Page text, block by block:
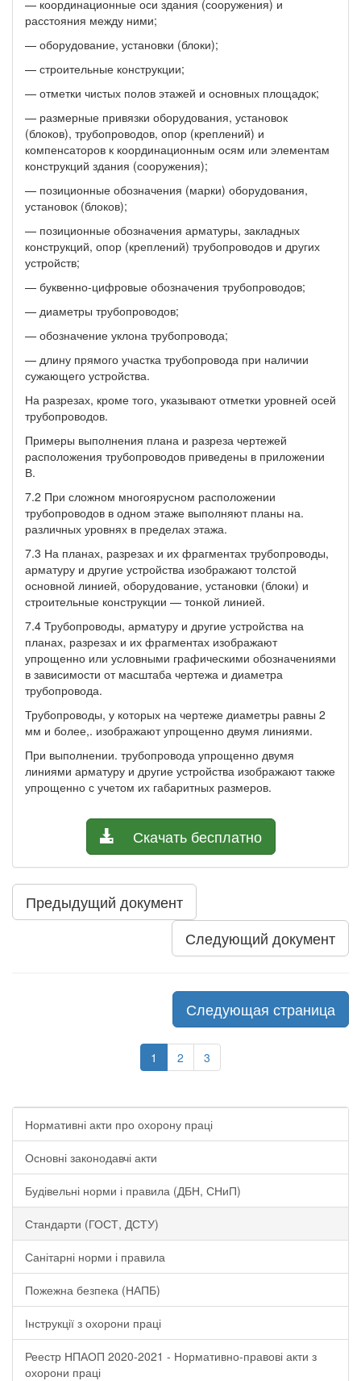
— координационные оси здания (сооружения) и
расстояния между ними;
— оборудование, установки (блоки);
— строительные конструкции;
— отметки чистых полов этажей и основных площадок;
— размерные привязки оборудования, установок
(блоков), трубопроводов, опор (креплений) и
компенсаторов к координационным осям или элементам
конструкций здания (сооружения);
— позиционные обозначения (марки) оборудования,
установок (блоков);
— позиционные обозначения арматуры, закладных
конструкций, опор (креплений) трубопроводов и других
устройств;
— буквенно-цифровые обозначения трубопроводов;
— диаметры трубопроводов;
— обозначение уклона трубопровода;
— длину прямого участка трубопровода при наличии
сужающего устройства.
На разрезах, кроме того, указывают отметки уровней осей
трубопроводов.
Примеры выполнения плана и разреза чертежей
расположения трубопроводов приведены в приложении
В.
7.2 При сложном многоярусном расположении
трубопроводов в одном этаже выполняют планы на.
различных уровнях в пределах этажа.
7.3 На планах, разрезах и их фрагментах трубопроводы,
арматуру и другие устройства изображают толстой
основной линией, оборудование, установки (блоки) и
строительные конструкции — тонкой линией.
7.4 Трубопроводы, арматуру и другие устройства на
планах, разрезах и их фрагментах изображают
упрощенно или условными графическими обозначениями
в зависимости от масштаба чертежа и диаметра
трубопровода.
Трубопроводы, у которых на чертеже диаметры равны 2
мм и более,. изображают упрощенно двумя линиями.
При выполнении. трубопровода упрощенно двумя
линиями арматуру и другие устройства изображают также
упрощенно с учетом их габаритных размеров.
Скачать бесплатно
Предыдущий документ
Следующий документ
Следующая страница
1 2 3
Нормативні акти про охорону праці
Основні законодавчі акти
Будівельні норми і правила (ДБН, СНиП)
Стандарти (ГОСТ, ДСТУ)
Санітарні норми і правила
Пожежна безпека (НАПБ)
Інструкції з охорони праці
Реестр НПАОП 2020-2021 - Нормативно-правові акти з
охорони праці